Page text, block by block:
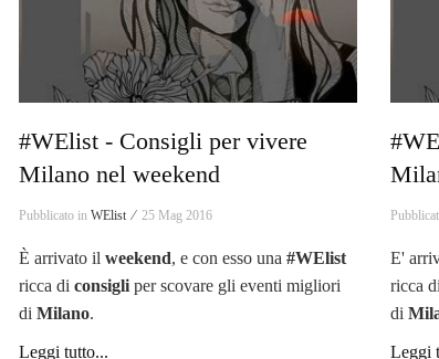
#WElist - Consigli per vivere
Milano nel weekend
Pubblicato in WElist ⁄ 25 Mag 2016
È arrivato il weekend, e con esso una #WElist
ricca di consigli per scovare gli eventi migliori
di Milano.
Leggi tutto...
E'
ricca di
di
Leggi